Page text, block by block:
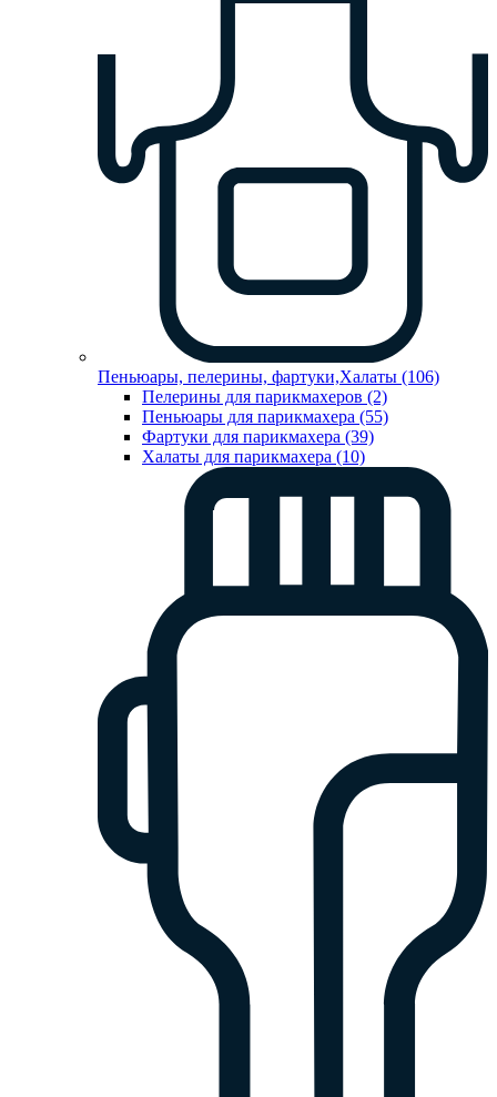
Пеньюары, пелерины, фартуки,Халаты (106)
Пелерины для парикмахеров (2)
Пеньюары для парикмахера (55)
Фартуки для парикмахера (39)
Халаты для парикмахера (10)